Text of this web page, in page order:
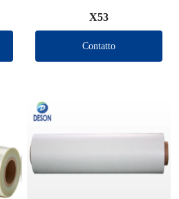
X53
Contatto